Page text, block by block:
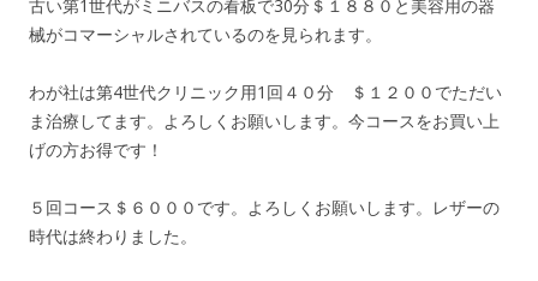
古い第1世代がミニバスの看板で30分＄１８８０と美容用の器
械がコマーシャルされているのを見られます。
わが社は第4世代クリニック用1回４０分 ＄１２００でただい
ま治療してます。よろしくお願いします。今コースをお買い上
げの方お得です！
５回コース＄６０００です。よろしくお願いします。レザーの
時代は終わりました。